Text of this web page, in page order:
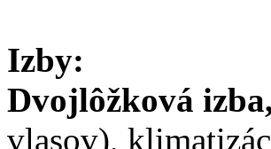
Izby:
Dvojlôžková
vlasov),